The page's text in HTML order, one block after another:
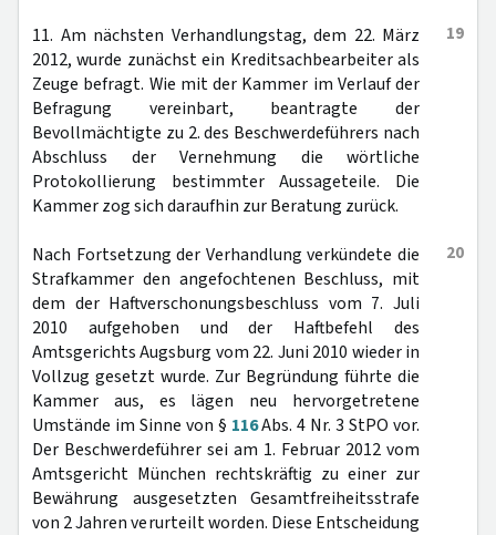
19
11. Am nächsten Verhandlungstag, dem 22. März
2012, wurde zunächst ein Kreditsachbearbeiter als
Zeuge befragt. Wie mit der Kammer im Verlauf der
Befragung vereinbart, beantragte der
Bevollmächtigte zu 2. des Beschwerdeführers nach
Abschluss der Vernehmung die wörtliche
Protokollierung bestimmter Aussageteile. Die
Kammer zog sich daraufhin zur Beratung zurück.
20
Nach Fortsetzung der Verhandlung verkündete die
Strafkammer den angefochtenen Beschluss, mit
dem der Haftverschonungsbeschluss vom 7. Juli
2010 aufgehoben und der Haftbefehl des
Amtsgerichts Augsburg vom 22. Juni 2010 wieder in
Vollzug gesetzt wurde. Zur Begründung führte die
Kammer aus, es lägen neu hervorgetretene
Umstände im Sinne von § 116Abs. 4 Nr. 3 StPO vor.
Der Beschwerdeführer sei am 1. Februar 2012 vom
Amtsgericht München rechtskräftig zu einer zur
Bewährung ausgesetzten Gesamtfreiheitsstrafe
von 2 Jahren verurteilt worden. Diese Entscheidung